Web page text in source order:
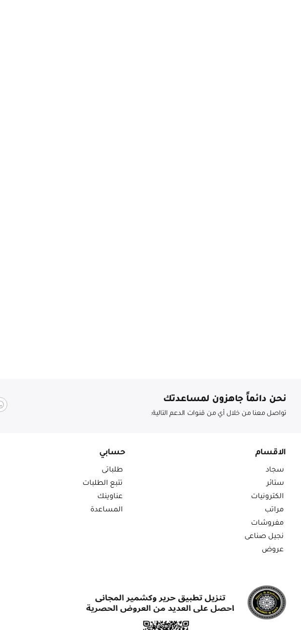
نحن دائماً جاهزون لمساعدتك
تواصل معنا من خلال أي من قنوات الدعم التالية:
الاقسام
سجاد
ستائر
الكترونيات
مراتب
مفروشات
نجيل صناعى
عروض
حسابي
طلباتى
تتبع الطلبات
عناوينك
المساعدة